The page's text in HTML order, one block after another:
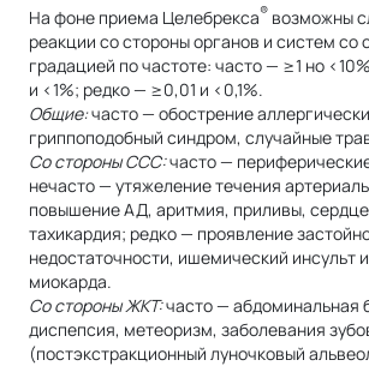
На фоне приема Целебрекса® возможны
реакции со стороны органов и систем со
градацией по частоте: часто — ≥1 но
и <1%; редко — ≥0,01 и <0,1%.
Общие:часто — обострение
гриппоподобный синдром, случайные
Со стороны ССС:часто —
нечасто — утяжеление течения
повышение АД, аритмия, приливы,
тахикардия; редко — проявление
недостаточности, ишемический инсульт
миокарда.
Со стороны ЖКТ:часто — абдоминальная
диспепсия, метеоризм, заболевания
(постэкстракционный луночковый